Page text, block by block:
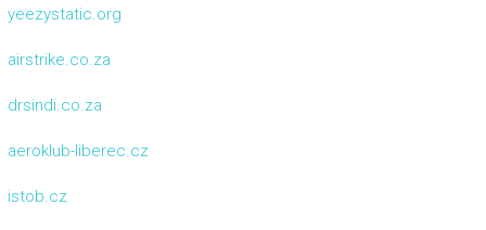
yeezystatic.org
airstrike.co.za
drsindi.co.za
aeroklub-liberec.cz
istob.cz